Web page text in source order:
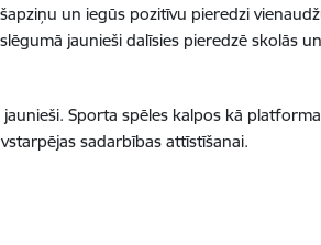
un iegūs pozitīvu pieredzi
jaunieši dalīsies pieredzē skolās
Sporta spēles kalpos kā
sadarbības attīstīšanai.